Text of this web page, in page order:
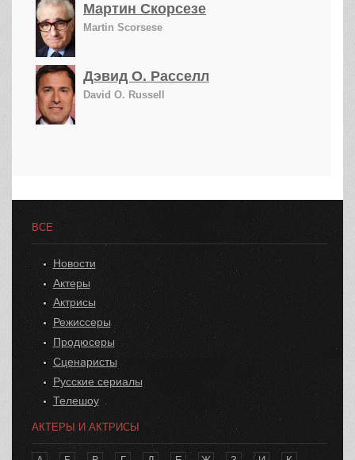
Мартин Скорсезе
Martin Scorsese
Дэвид О. Расселл
David O. Russell
ВСЕ
Новости
Актеры
Актрисы
Режиссеры
Продюсеры
Сценаристы
Русские сериалы
Телешоу
АКТЕРЫ И АКТРИСЫ